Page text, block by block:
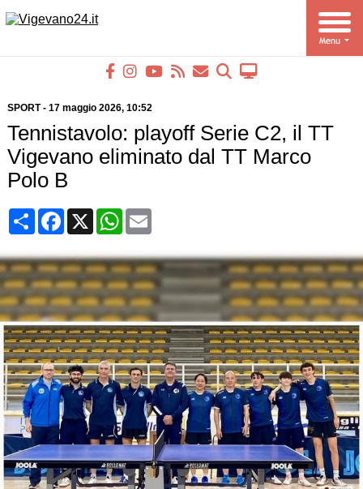
SPORT- 17 maggio 2026, 10:52
Tennistavolo: playoff Serie C2, il TT
Vigevano eliminato dal TT Marco
Polo B
CondividiFacebook
X WhatsApp
Email